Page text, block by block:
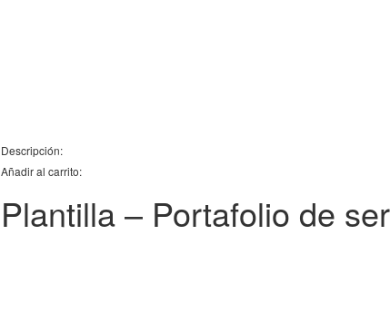
Descripción:
Añadir al carrito:
Plantilla – Portafolio de